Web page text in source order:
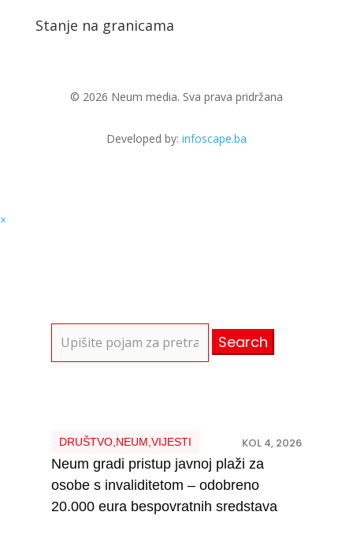
Stanje na granicama
© 2026 Neum media. Sva prava pridržana
Developed by: infoscape.ba
×
for:
DRUŠTVO, NEUM VIJESTI KOL 4, 2026
Neum gradi pristup javnoj plaži za
osobe s invaliditetom – odobreno
20.000 eura bespovratnih sredstava